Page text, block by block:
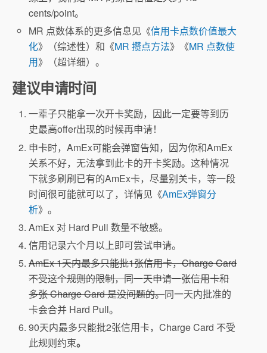
cents/point。
MR 点数体系的更多信息见《信用卡点数价值最大
化》（综述性）和《MR 攒点方法》《MR 点数使
用》（超详细）。
建议申请时间
一辈子只能拿一次开卡奖励，因此一定要等到历
史最高offer出现的时候再申请！
申卡时，AmEx可能会弹窗告知，因为你和AmEx
关系不好，无法拿到此卡的开卡奖励。这种情况
下就多刷刷已有的AmEx卡，尽量别关卡，等一段
时间很可能就可以了，详情见《AmEx弹窗分
析》。
AmEx 对 Hard Pull 数量不敏感。
信用记录六个月以上即可尝试申请。
AmEx 1天内最多只能批1张信用卡，Charge Card
不受这个规则的限制，同一天申请一张信用卡和
多张 Charge Card 是没问题的。同一天内批准的
卡会合并 Hard Pull。
90天内最多只能批2张信用卡，Charge Card 不受
此规则约束。